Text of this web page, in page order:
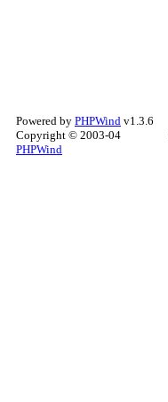
Powered by PHPWind v1.3.6
Copyright © 2003-04
PHPWind